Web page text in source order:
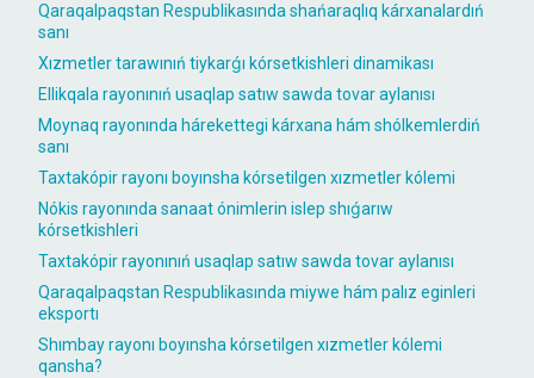
Qaraqalpaqstan Respublikasında shańaraqlıq kárxanalardıń
sanı
Xızmetler tarawınıń tiykarǵı kórsetkishleri dinamikası
Ellikqala rayonınıń usaqlap satıw sawda tovar aylanısı
Moynaq rayonında hárekettegi kárxana hám shólkemlerdiń
sanı
Taxtakópir rayonı boyınsha kórsetilgen xızmetler kólemi
Nókis rayonında sanaat ónimlerin islep shıǵarıw
kórsetkishleri
Taxtakópir rayonınıń usaqlap satıw sawda tovar aylanısı
Qaraqalpaqstan Respublikasında miywe hám palız eginleri
eksportı
Shımbay rayonı boyınsha kórsetilgen xızmetler kólemi
qansha?